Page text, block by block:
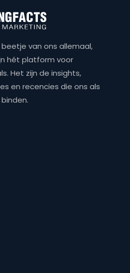
van ons allemaal,
hét platform voor
Het zijn de insights,
en recencies die ons als